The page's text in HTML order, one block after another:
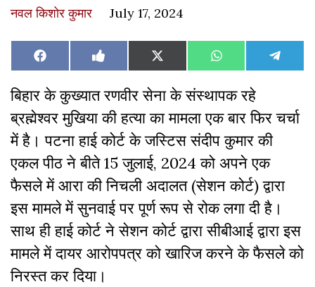
नवल किशोर कुमार July 17, 2024
Share
on
Facebook Share
on
Like
on
Facebook
Share
on
X
(Twitter)
Share
on
WhatsAppShare
on
बिहार के कुख्यात रणवीर सेना के संस्थापक रहे
ब्रह्मेश्वर मुखिया की हत्या का मामला एक बार फिर चर्चा
में है। पटना हाई कोर्ट के जस्टिस संदीप कुमार की
एकल पीठ ने बीते 15 जुलाई, 2024 को अपने एक
फैसले में आरा की निचली अदालत (सेशन कोर्ट) द्वारा
इस मामले में सुनवाई पर पूर्ण रूप से रोक लगा दी है।
साथ ही हाई कोर्ट ने सेशन कोर्ट द्वारा सीबीआई द्वारा इस
मामले में दायर आरोपपत्र को खारिज करने के फैसले को
निरस्त कर दिया।